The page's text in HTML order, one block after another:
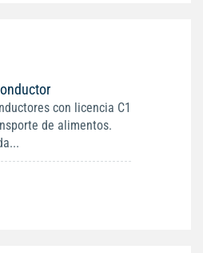
con licencia C1
de alimentos.